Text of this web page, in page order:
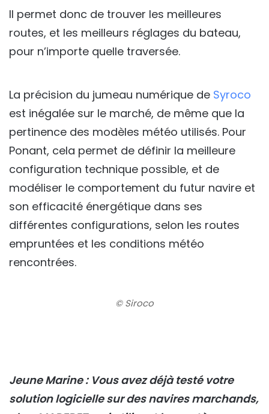
Il permet donc de trouver les meilleures
routes, et les meilleurs réglages du bateau,
pour n’importe quelle traversée.
La précision du jumeau numérique de Syroco
est inégalée sur le marché, de même que la
pertinence des modèles météo utilisés. Pour
Ponant, cela permet de définir la meilleure
configuration technique possible, et de
modéliser le comportement du futur navire et
son efficacité énergétique dans ses
différentes configurations, selon les routes
empruntées et les conditions météo
rencontrées.
© Siroco
Jeune Marine : Vous avez déjà testé votre
solution logicielle sur des navires marchands,